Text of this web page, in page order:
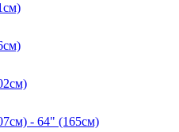
- 64" (165см)